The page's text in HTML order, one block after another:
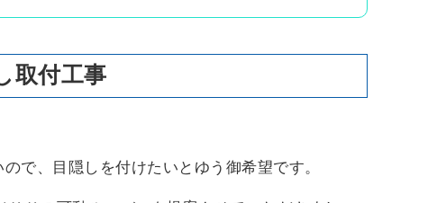
取付工事
で、目隠しを付けたいとゆう御希望です。